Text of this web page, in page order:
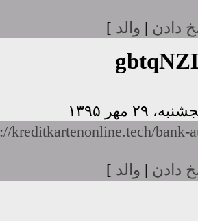
دادن | والد ]
kreditkartenonline.tech/bank-
دادن | والد ]